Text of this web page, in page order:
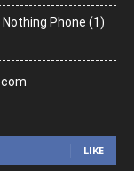
Phone (1)
LIKE